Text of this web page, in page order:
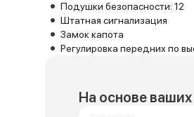
Подушки безопасности: 12
Штатная сигнализация
Замок капота
Регулировка передних по
На основе